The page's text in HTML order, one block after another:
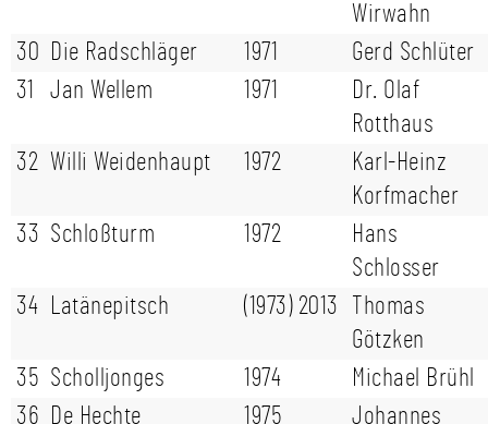
Wirwahn
30 Die Radschläger 1971
Gerd Schlüter
31
Jan Wellem 1971
Dr. Olaf
Rotthaus
32 Willi Weidenhaupt 1972
Karl-Heinz
Korfmacher
33 Schloßturm 1972
Hans
Schlosser
34 Latänepitsch (1973) 2013
Thomas
Götzken
35 Scholljonges 1974
Michael Brühl
36 De Hechte 1975 Johannes